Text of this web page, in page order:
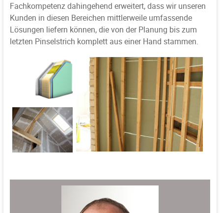
Fachkompetenz dahingehend erweitert, dass wir unseren
Kunden in diesen Bereichen mittlerweile umfassende
Lösungen liefern können, die von der Planung bis zum
letzten Pinselstrich komplett aus einer Hand stammen.